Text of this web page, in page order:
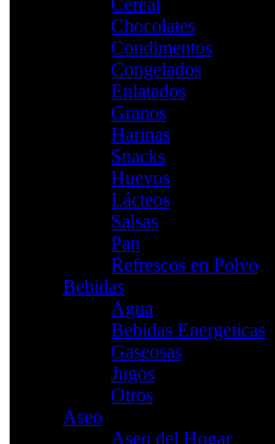
Cereal
Chocolates
Condimentos
Congelados
Enlatados
Granos
Harinas
Snacks
Huevos
Lácteos
Salsas
Pan
Refrescos en Polvo
Bebidas
Agua
Bebidas Energeticas
Gaseosas
Jugos
Otros
Aseo
Aseo del Hogar